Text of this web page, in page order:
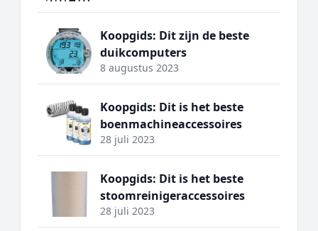
Koopgids: Dit zijn de beste
duikcomputers
8 augustus 2023
Koopgids: Dit is het beste
boenmachineaccessoires
28 juli 2023
Koopgids: Dit is het beste
stoomreinigeraccessoires
28 juli 2023